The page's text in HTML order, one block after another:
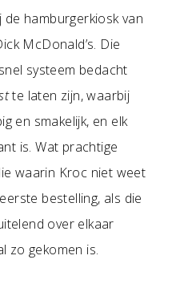
hamburgerkiosk van
McDonald’s. Die
systeem bedacht
te laten zijn, waarbij
en smakelijk, en elk
is. Wat prachtige
waarin Kroc niet weet
bestelling, als die
over elkaar
zo gekomen is.